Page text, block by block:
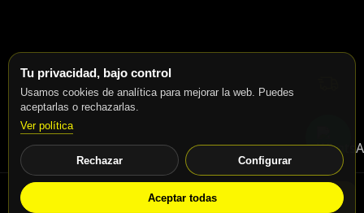
Tu privacidad, bajo control
Usamos cookies de analítica para mejorar la web. Puedes
aceptarlas o rechazarlas.
Ver política
Rechazar Configurar
Aceptar todas